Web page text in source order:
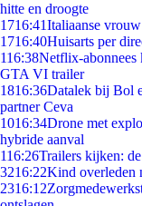
hitte en droogte
1716:41Italiaanse
1716:40Huisarts per
116:38Netflix-abonnees
GTA VI trailer
1816:36Datalek bij Bol
partner Ceva
1016:34Drone met
hybride aanval
116:26Trailers kijken:
3216:22Kind overleden
2316:12